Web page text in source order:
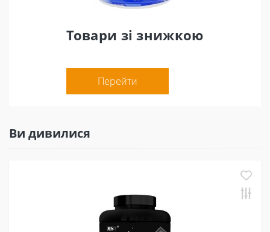
Товари зі знижкою
Перейти
Ви дивилися